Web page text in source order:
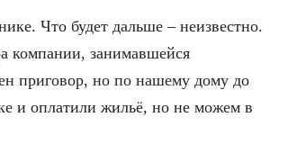
Что будет дальше – неизвестно.
компании, занимавшейся
приговор, но по нашему дому до
и оплатили жильё, но не можем в